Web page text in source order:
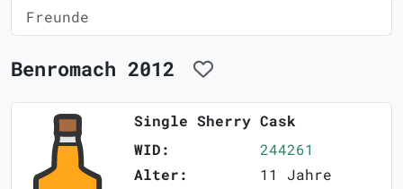
Freunde
Benromach 2012
Single Sherry Cask
WID:
244261
Alter:
11 Jahre